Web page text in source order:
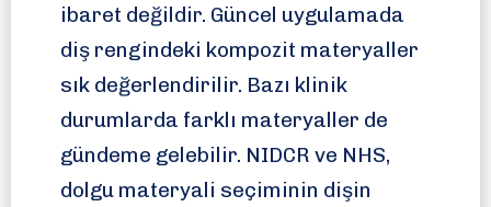
ibaret değildir. Güncel uygulamada
diş rengindeki kompozit materyaller
sık değerlendirilir. Bazı klinik
durumlarda farklı materyaller de
gündeme gelebilir. NIDCR ve NHS,
dolgu materyali seçiminin dişin